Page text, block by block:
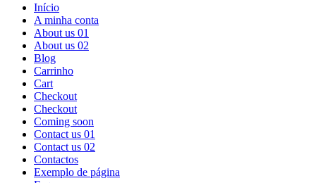
Início
A minha conta
About us 01
About us 02
Blog
Carrinho
Cart
Checkout
Checkout
Coming soon
Contact us 01
Contact us 02
Contactos
Exemplo de página